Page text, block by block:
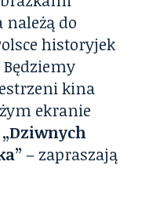
do
historyjek
kina
ekranie
„Dziwnych
– zapraszają